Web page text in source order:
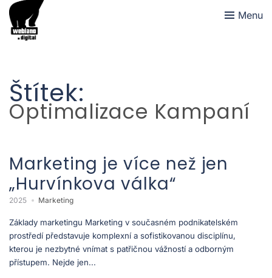
Menu
Štítek:
Optimalizace Kampaní
Marketing je více než jen
„Hurvínkova válka“
2025 Marketing
Základy marketingu Marketing v současném podnikatelském
prostředí představuje komplexní a sofistikovanou disciplínu,
kterou je nezbytné vnímat s patřičnou vážností a odborným
přístupem. Nejde jen...